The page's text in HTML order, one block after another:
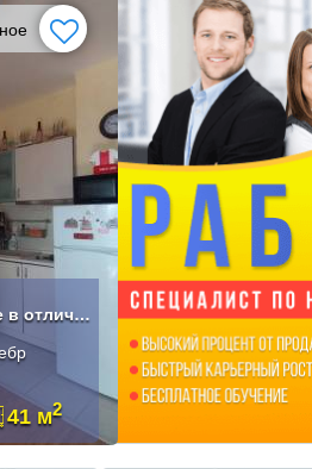
Меблированная студия в Несебре в отличном месте!
41 м2